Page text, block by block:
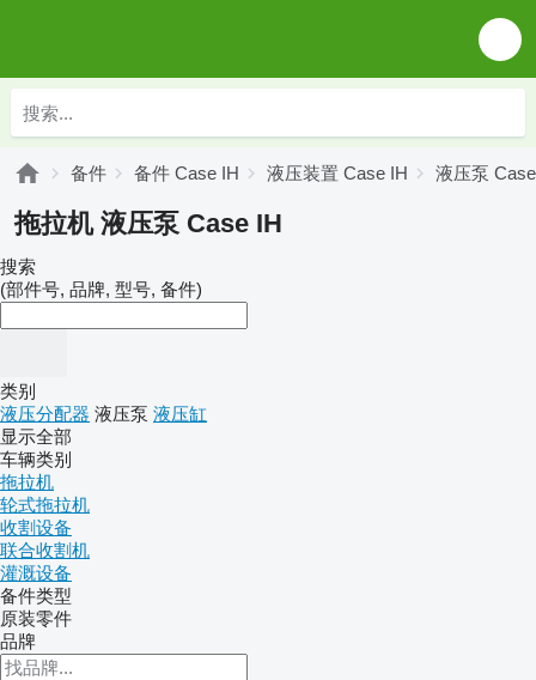
备件 备件 Case IH 液压装置 Case IH 液压泵
拖拉机 液压泵 Case IH
搜索
(部件号, 品牌, 型号, 备件)
类别
液压分配器 液压泵 液压缸
显示全部
车辆类别
拖拉机
轮式拖拉机
收割设备
联合收割机
灌溉设备
备件类型
原装零件
品牌